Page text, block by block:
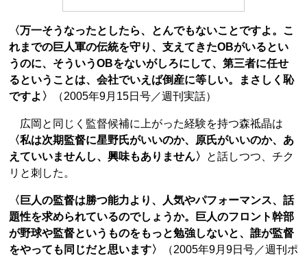
〈万一そうなったとしたら、とんでもないことですよ。こ
れまでの巨人軍の伝統を守り、支えてきたOBがいるとい
うのに、そういうOBをないがしろにして、第三者に任せ
るということは、会社でいえば倒産に等しい。まさしく恥
ですよ〉
（2005年9月15日号／週刊実話）
広岡と同じく監督候補に上がった経験を持つ森祗晶は
〈私は次期監督に星野氏がいいのか、原氏がいいのか、あ
えていいませんし、興味もありません〉
と話しつつ、チク
リと刺した。
〈巨人の監督は勝つ能力より、人気やパフォーマンス、話
題性を求められているのでしょうか。巨人のフロント幹部
が野球や監督というものをもっと勉強しないと、誰が監督
をやっても同じだと思います〉
（2005年9月9日号／週刊ポ